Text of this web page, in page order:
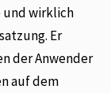
und wirklich
Er
der Anwender
auf dem